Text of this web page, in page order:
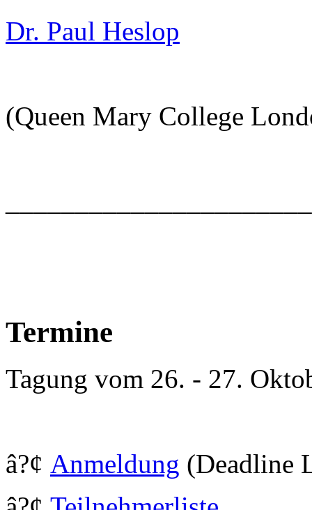
Dr. Paul Heslop
(Queen Mary College
Termine
Tagung vom 26. - 27.
â?¢ Anmeldung (Deadline